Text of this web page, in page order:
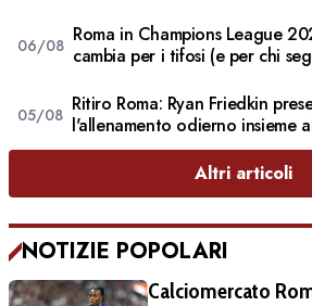
06/08 Roma in Champions League
cambia per i tifosi (e per chi
05/08 Ritiro Roma: Ryan Friedkin
l'allenamento odierno insieme
Galantic. Il vicepresidente
spogliatoio per salutare la
Altri articoli
NOTIZIE POPOLARI
Calciomercato